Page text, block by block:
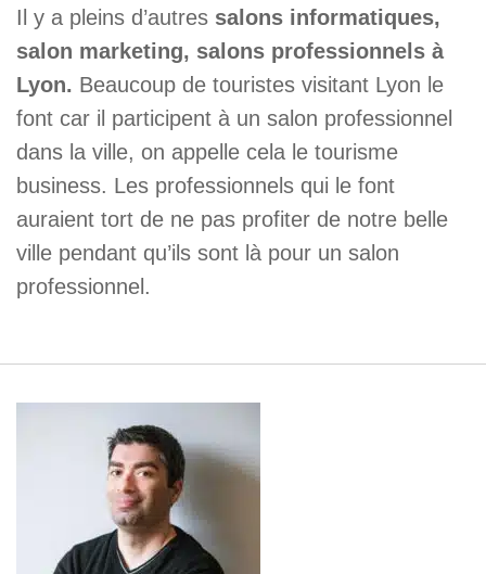
Il y a pleins d’autres salons informatiques,
salon marketing, salons professionnels à
Lyon. Beaucoup de touristes visitant Lyon le
font car il participent à un salon professionnel
dans la ville, on appelle cela le tourisme
business. Les professionnels qui le font
auraient tort de ne pas profiter de notre belle
ville pendant qu’ils sont là pour un salon
professionnel.